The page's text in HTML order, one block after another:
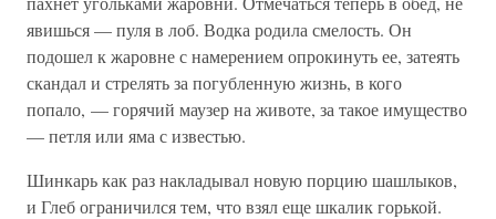
явишься — пуля в лоб. Водка родила смелость. Он
подошел к жаровне с намерением опрокинуть ее, затеять
скандал и стрелять за погубленную жизнь, в кого
попало, — горячий маузер на животе, за такое имущество
— петля или яма с известью.
Шинкарь как раз накладывал новую порцию шашлыков,
и Глеб ограничился тем, что взял еще шкалик горькой.